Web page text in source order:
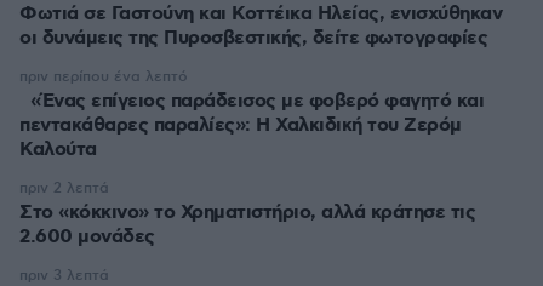
Φωτιά σε Γαστούνη και Κοττέικα Ηλείας, ενισχύθηκαν
οι δυνάμεις της Πυροσβεστικής, δείτε φωτογραφίες
«Ένας επίγειος παράδεισος με φοβερό φαγητό και
πεντακάθαρες παραλίες»: Η Χαλκιδική του Ζερόμ
Καλούτα
πριν περίπου ένα λεπτό
Στο «κόκκινο» το Χρηματιστήριο, αλλά κράτησε τις
2.600 μονάδες
πριν 2 λεπτά
πριν 3 λεπτά